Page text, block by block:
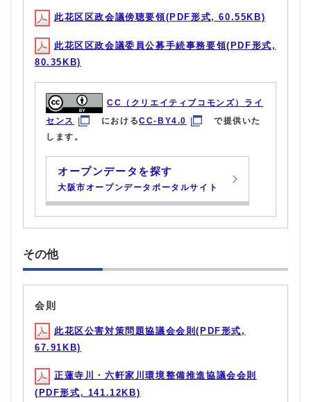
此花区区政会議傍聴要領(PDF形式, 60.55KB)
此花区区政会議委員公募手続事務要領(PDF形式,
80.35KB)
CC（クリエイティブコモンズ）ライ
センス
におけるCC-BY4.0
で提供いた
します。
オープンデータを探す
大阪市オープンデータポータルサイト
その他
会則
此花区公害対策問題協議会会則(PDF形式,
67.91KB)
正蓮寺川・六軒家川環境整備推進協議会会則
(PDF形式, 141.12KB)